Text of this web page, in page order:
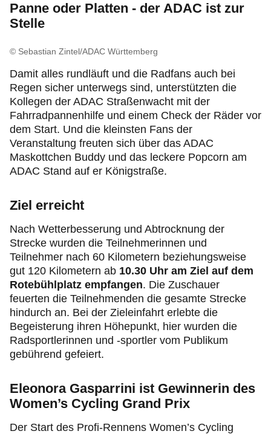
Panne oder Platten - der ADAC ist zur
Stelle
© Sebastian Zintel/ADAC Württemberg
Da­mit alles rundläuft und die Radfans auch bei
Regen sicher unterwegs sind, unterstützten die
Kollegen der ADAC Straßenwacht mit der
Fahrradpannenhilfe und einem Check der Räder vor
dem Start. Und die kleinsten Fans der
Veranstaltung freuten sich über das ADAC
Maskottchen Buddy und das leckere Popcorn am
ADAC Stand auf er Königstraße.
Ziel erreicht
Nach Wetterbesserung und Abtrocknung der
Strecke wurden die Teilnehmerinnen und
Teilnehmer nach 60 Kilometern beziehungsweise
gut 120 Kilometern ab 10.30 Uhr am Ziel auf dem
Rotebühlplatz empfangen. Die Zuschauer
feuerten die Teilnehmenden die gesamte Strecke
hindurch an. Bei der Zieleinfahrt erlebte die
Begeisterung ihren Höhepunkt, hier wurden die
Radsportlerinnen und -sportler vom Publikum
gebührend gefeiert.
Eleonora Gasparrini ist Gewinnerin des
Women’s Cycling Grand Prix
Der Start des Profi-Rennens Women’s Cycling